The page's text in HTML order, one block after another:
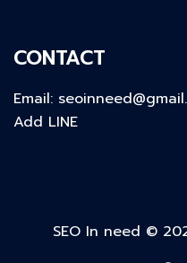
CONTACT
Email:
Add LINE
SEO In need ©